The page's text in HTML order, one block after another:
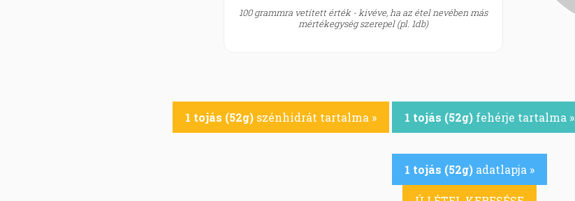
100 grammra vetített érték - kivéve, ha az étel nevében más
mértékegység szerepel (pl. 1db)
1 tojás (52g) szénhidrát tartalma » 1 tojás (52g) fehérje tartalma »
1 tojás (52g) adatlapja »